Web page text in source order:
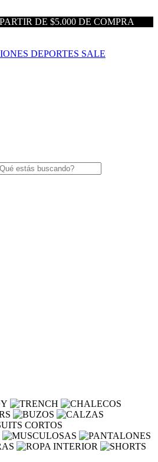
DE $5.000 DE COMPRA
DEPORTES SALE